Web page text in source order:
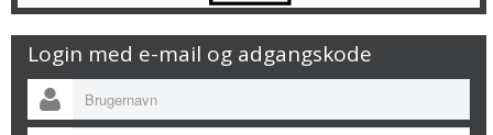
Login med e-mail og adgangskode